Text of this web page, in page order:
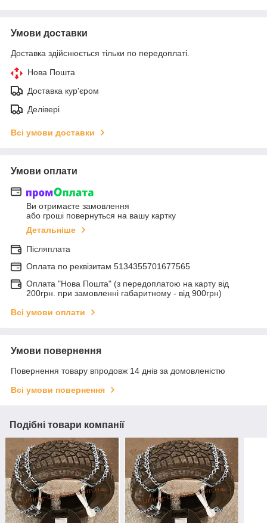
Умови доставки
Доставка здійснюється тільки по передоплаті.
Нова Пошта
Доставка кур'єром
Делівері
Всі умови доставки
Умови оплати
Ви отримаєте замовлення
або гроші повернуться на вашу картку
Детальніше
Післяплата
Оплата по реквiзитам 5134355701677565
Оплата "Нова Пошта" (з передоплатою на карту від
200грн. при замовленні габаритному - від 900грн)
Всі умови оплати
Умови повернення
Повернення товару впродовж 14 днів за домовленістю
Всі умови повернення
Подібні товари компанії